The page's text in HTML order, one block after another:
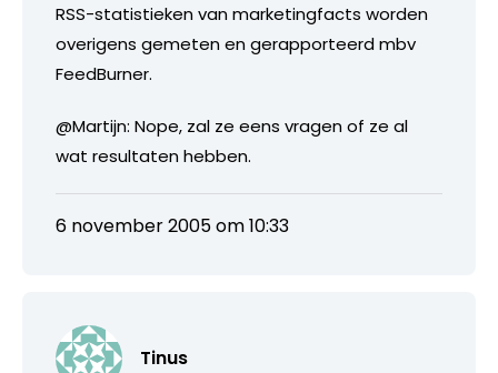
RSS-statistieken van marketingfacts worden
overigens gemeten en gerapporteerd mbv
FeedBurner.
@Martijn: Nope, zal ze eens vragen of ze al
wat resultaten hebben.
6 november 2005 om 10:33
Tinus